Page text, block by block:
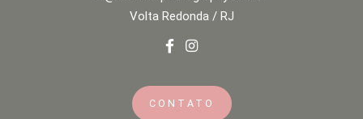
Volta Redonda / RJ
CONTATO